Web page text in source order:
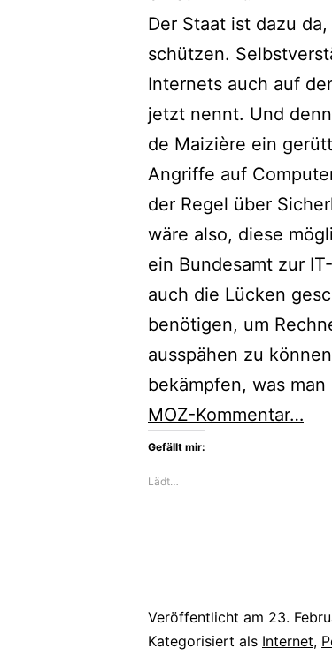
Der Staat ist dazu
schützen.
Internets auch auf
jetzt nennt. Und
de Maizière ein
Angriffe auf
der Regel über
wäre also, diese
ein Bundesamt zur
auch die Lücken
benötigen, um
ausspähen zu
bekämpfen, was
MOZ-Kommentar…
Gefällt mir:
Lädt…
Veröffentlicht am 23.
Kategorisiert als Internet,